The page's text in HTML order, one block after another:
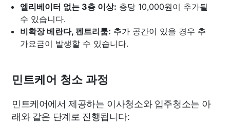
엘리베이터 없는 3층 이상: 층당 10,000원이 추가될
수 있습니다.
비확장 베란다, 펜트리룸: 추가 공간이 있을 경우 추
가요금이 발생할 수 있습니다.
민트케어 청소 과정
민트케어에서 제공하는 이사청소와 입주청소는 아
래와 같은 단계로 진행됩니다: